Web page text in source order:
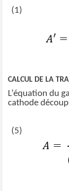
(1)
CALCUL DE LA
L’équation du
cathode
(5)